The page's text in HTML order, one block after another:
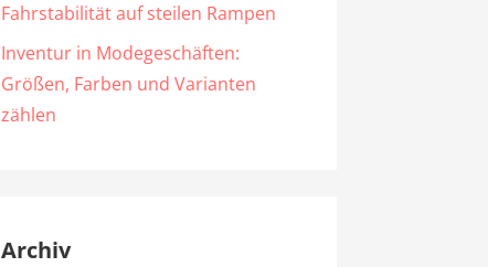
Fahrstabilität auf steilen Rampen
Inventur in Modegeschäften:
Größen, Farben und Varianten
zählen
Archiv